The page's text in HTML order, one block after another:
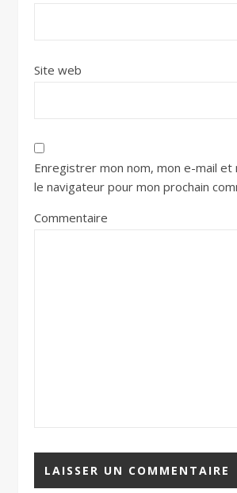
Site web
Enregistrer mon nom, mon e-mail et
le navigateur pour mon prochain
Commentaire